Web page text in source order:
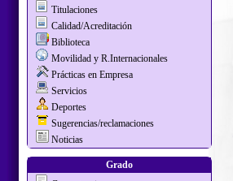
Titulaciones
Calidad/Acreditación
Biblioteca
Movilidad y R.Internacionales
Prácticas en Empresa
Servicios
Deportes
Sugerencias/reclamaciones
Noticias
Grado